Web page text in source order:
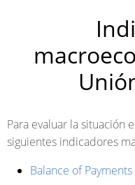
Para evaluar la situación
siguientes indicadores
Balance of